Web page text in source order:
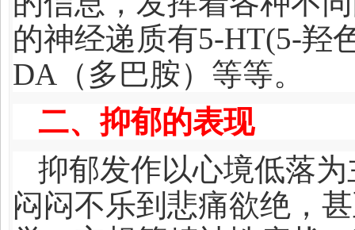
的神经递质有5-HT(5-羟
DA（多巴胺）等等。
二、抑郁的表现
抑郁发作以心境低落
闷闷不乐到悲痛欲绝，